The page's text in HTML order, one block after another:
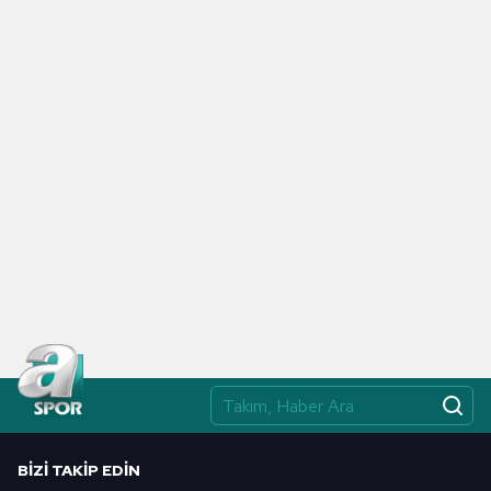
BIZI TAKIP EDIN